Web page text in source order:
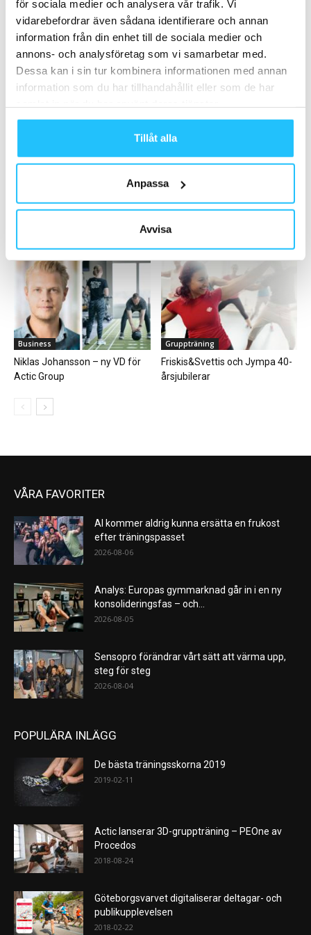
för sociala medier och analysera vår trafik. Vi
vidarebefordrar även sådana identifierare och annan
information från din enhet till de sociala medier och
annons- och analysföretag som vi samarbetar med.
Dessa kan i sin tur kombinera informationen med annan
information som du har tillhandahållit eller som de har
Tillåt alla
Anpassa
Avvisa
2025-03-24
HETAST JUST NU
Business Gym
konditionsmaskin-serien Air
Business
Niklas Johansson – ny VD för
Actic Group
Gruppträning
Friskis&Svettis och Jympa 40-
årsjubilerar
VÅRA FAVORITER
AI kommer aldrig kunna ersätta en frukost
efter träningspasset
2026-08-06
Analys: Europas gymmarknad går in i en ny
konsolideringsfas – och...
2026-08-05
Sensopro förändrar vårt sätt att värma upp,
steg för steg
2026-08-04
POPULÄRA INLÄGG
De bästa träningsskorna 2019
2019-02-11
Actic lanserar 3D-gruppträning – PEOne av
Procedos
2018-08-24
Göteborgsvarvet digitaliserar deltagar- och
publikupplevelsen
2018-02-22